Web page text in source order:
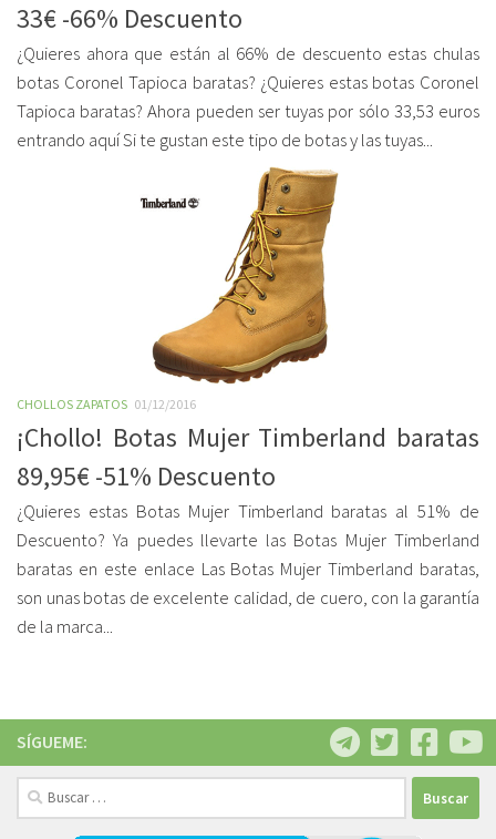
33€ -66% Descuento
¿Quieres ahora que están al 66% de descuento estas chulas
botas Coronel Tapioca baratas? ¿Quieres estas botas Coronel
Tapioca baratas? Ahora pueden ser tuyas por sólo 33,53 euros
entrando aquí Si te gustan este tipo de botas y las tuyas...
CHOLLOS ZAPATOS 01/12/2016
¡Chollo! Botas Mujer Timberland baratas
89,95€ -51% Descuento
¿Quieres estas Botas Mujer Timberland baratas al 51% de
Descuento? Ya puedes llevarte las Botas Mujer Timberland
baratas en este enlace Las Botas Mujer Timberland baratas,
son unas botas de excelente calidad, de cuero, con la garantía
de la marca...
SÍGUEME:
Buscar: